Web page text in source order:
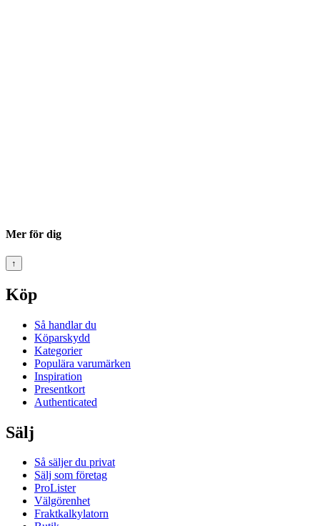
Mer för dig
↑
Köp
Så handlar du
Köparskydd
Kategorier
Populära varumärken
Inspiration
Presentkort
Authenticated
Sälj
Så säljer du privat
Sälj som företag
ProLister
Välgörenhet
Fraktkalkylatorn